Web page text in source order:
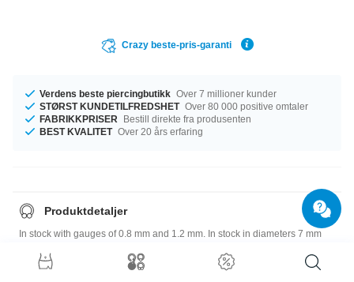
Crazy beste-pris-garanti
Verdens beste piercingbutikk Over 7 millioner kunder
STØRST KUNDETILFREDSHET Over 80 000 positive omtaler
FABRIKKPRISER
Bestill direkte fra produsenten
BEST KVALITET Over 20 års erfaring
Produktdetaljer
In stock with gauges of 0.8 mm and 1.2 mm. In stock in diameters 7 mm
breathtaking product - don't wait any longer.